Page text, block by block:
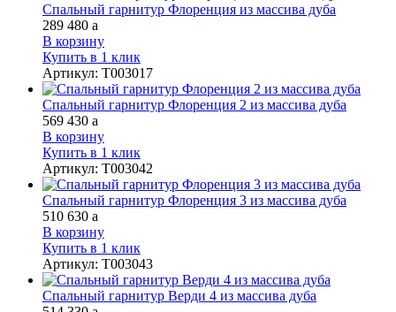
Спальный гарнитур Флоренция из массива дуба
289 480 a
В корзину
Купить в 1 клик
Артикул: Т003017
Спальный гарнитур Флоренция 2 из массива дуба
569 430 a
В корзину
Купить в 1 клик
Артикул: Т003042
Спальный гарнитур Флоренция 3 из массива дуба
510 630 a
В корзину
Купить в 1 клик
Артикул: Т003043
Спальный гарнитур Верди 4 из массива дуба